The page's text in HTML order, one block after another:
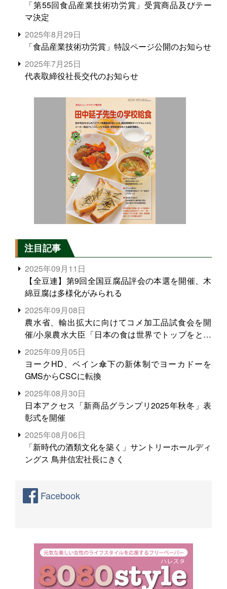
「第55回食品産業技術功労賞」受賞商品及びテー
マ決定
2025年8月29日
「食品産業技術功労賞」特設ページ公開のお知らせ
2025年7月25日
代表取締役社長交代のお知らせ
注目記事
2025年09月11日
【全豆連】第9回全国豆腐品評会の本選を開催、木
綿豆腐は多様化がみられる
2025年09月08日
農水省、輸出拡大に向けてコメ加工品試食会を開
催/小泉農水大臣「日本の食は世界でトップをとれ
る。米増産に向けて、米輸出需要の拡大を」
2025年09月05日
ヨークHD、ベイン傘下の新体制でヨーカドーを
GMSからCSCに転換
2025年08月30日
日本アクセス「新商品グランプリ2025年秋冬」表
彰式を開催
2025年08月06日
「新時代の酒類文化を築く」サントリーホールディ
ングス 鳥井信宏社長にきく
Facebook